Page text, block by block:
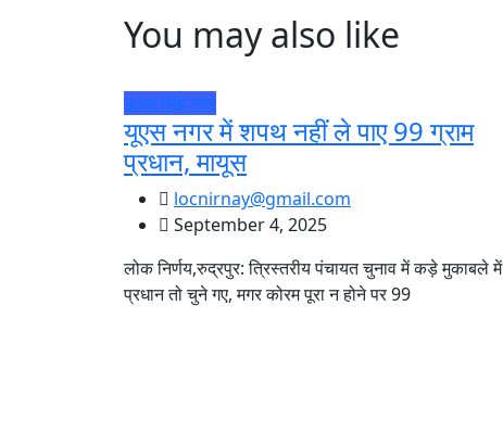
You may also like
ऊधम सिंह नगर
यूएस नगर में शपथ नहीं ले पाए 99 ग्राम
प्रधान, मायूस
locnirnay@gmail.com
September 4, 2025
लोक निर्णय,रुद्रपुर: त्रिस्तरीय पंचायत चुनाव में कड़े मुकाबले में
प्रधान तो चुने गए, मगर कोरम पूरा न होने पर 99